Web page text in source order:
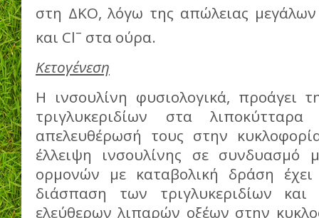
στη ΔΚΟ, λόγω της απώλειας
και Cl– στα ούρα.
Κετογένεση
Η ινσουλίνη φυσιολογικά, προάγει
τριγλυκεριδίων στα
απελευθέρωσή τους στην
έλλειψη ινσουλίνης σε
ορμονών με καταβολική δράση
διάσπαση των τριγλυκεριδίων
ελεύθερων λιπαρών οξέων στην